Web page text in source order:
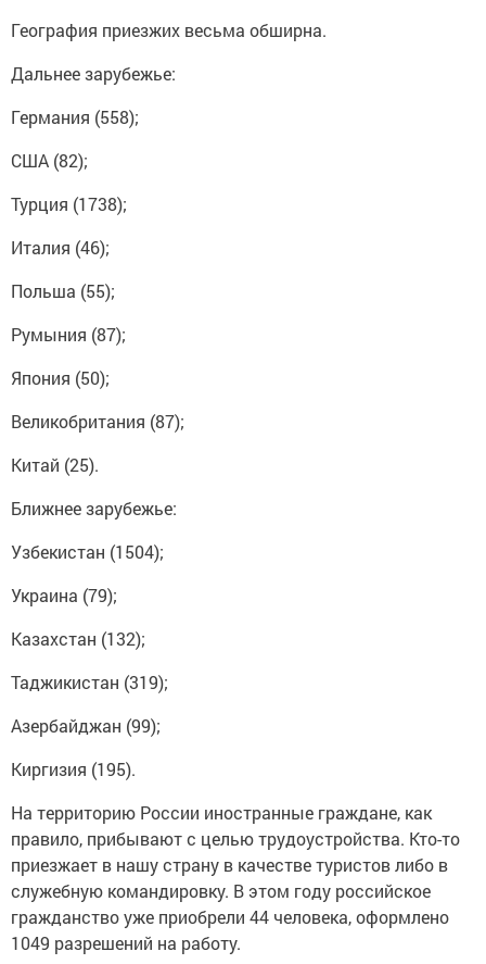
География приезжих весьма обширна.
Дальнее зарубежье:
Германия (558);
США (82);
Турция (1738);
Италия (46);
Польша (55);
Румыния (87);
Япония (50);
Великобритания (87);
Китай (25).
Ближнее зарубежье:
Узбекистан (1504);
Украина (79);
Казахстан (132);
Таджикистан (319);
Азербайджан (99);
Киргизия (195).
На территорию России иностранные граждане, как
правило, прибывают с целью трудоустройства. Кто-то
приезжает в нашу страну в качестве туристов либо в
служебную командировку. В этом году российское
гражданство уже приобрели 44 человека, оформлено
1049 разрешений на работу.